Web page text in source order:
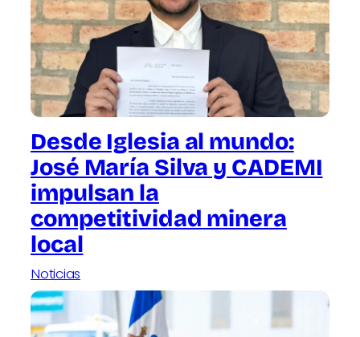
Desde Iglesia al mundo:
José María Silva y CADEMI
impulsan la
competitividad minera
local
Noticias